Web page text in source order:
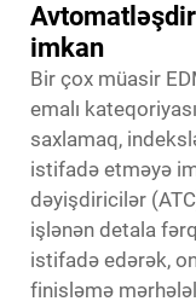
imkan
Bir çox müasir
emalı
saxlamaq,
istifadə etməyə
dəyişdiricilər
işlənən detala
istifadə edərək,
finisləmə